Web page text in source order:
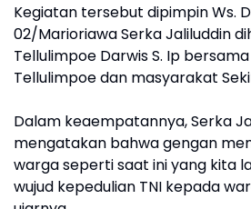
Kegiatan tersebut dipimpin Ws.
02/Marioriawa Serka Jaliluddin
Tellulimpoe Darwis S. Ip
Tellulimpoe dan masyarakat
Dalam keaempatannya, Serka
mengatakan bahwa gengan
warga seperti saat ini yang kita
wujud kepedulian TNI kepada